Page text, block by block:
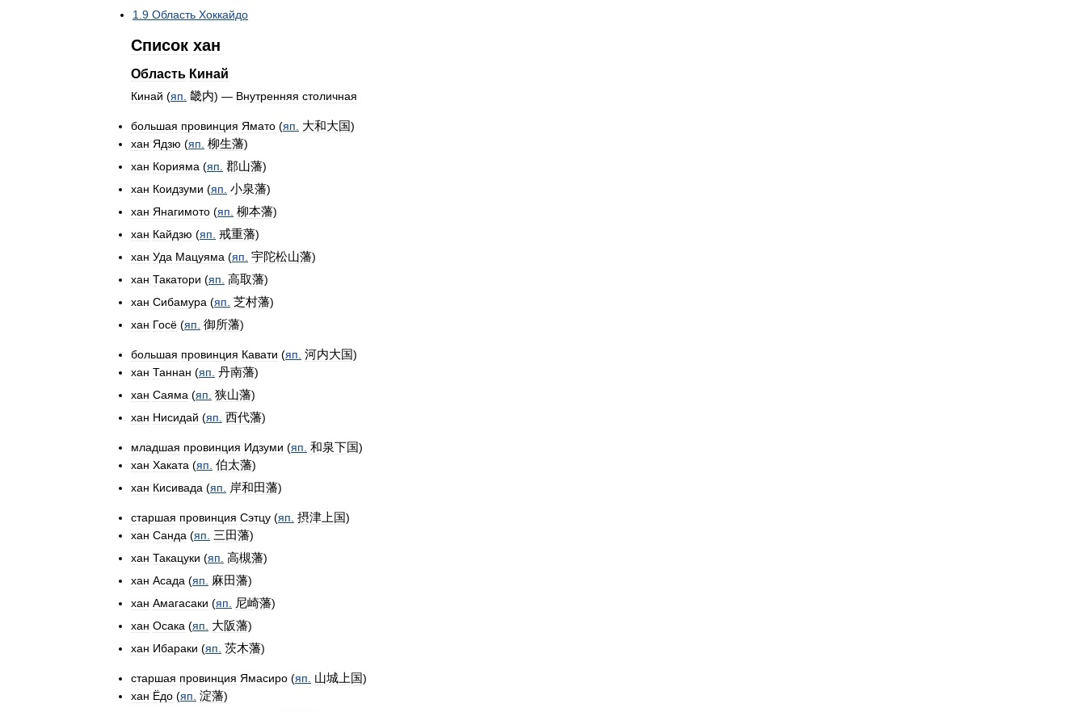
1 9 Область Хоккайдо
Список хан
Область Кинай
Кинай (яп 畿内) — Внутренняя столичная
большая провинция Ямато (яп 大和大国)
хан Ядзю (яп 柳生藩)
хан Корияма (яп 郡山藩)
хан Коидзуми (яп 小泉藩)
хан Янагимото (яп 柳本藩)
хан Кайдзю (яп 戒重藩)
хан Уда Мацуяма (яп 宇陀松山藩)
хан Такатори (яп 高取藩)
хан Сибамура (яп 芝村藩)
хан Госё (яп 御所藩)
большая провинция Кавати (яп 河内大国)
хан Таннан (яп 丹南藩)
хан Саяма (яп 狭山藩)
хан Нисидай (яп 西代藩)
младшая провинция Идзуми (яп 和泉下国)
хан Хаката (яп 伯太藩)
хан Кисивада (яп 岸和田藩)
старшая провинция Сэтцу (яп 摂津上国)
хан Санда (яп 三田藩)
хан Такацуки (яп 高槻藩)
хан Асада (яп 麻田藩)
хан Амагасаки (яп 尼崎藩)
хан Осака (яп 大阪藩)
хан Ибараки (яп 茨木藩)
старшая провинция Ямасиро (яп 山城上国)
хан Ёдо (яп 淀藩)